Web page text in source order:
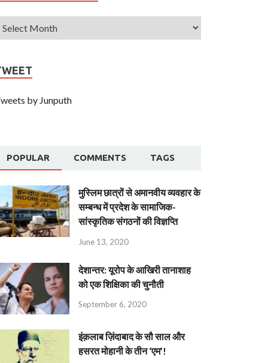
by Junputh
POPULAR COMMENTS TAGS
मुस्लिम छात्रों से अमानवीय व्यवहार के
सम्बन्ध में प्रदेश के सामाजिक-
सांस्कृतिक संगठनों की विज्ञप्ति
June 13, 2020
देशान्‍तर: यूरोप के आखिरी तानाशाह
को एक शिक्षिका की चुनौती
September 6, 2020
इंक़लाब ज़िंदाबाद के सौ साल और
हसरत मोहानी के तीन ‘एम’!